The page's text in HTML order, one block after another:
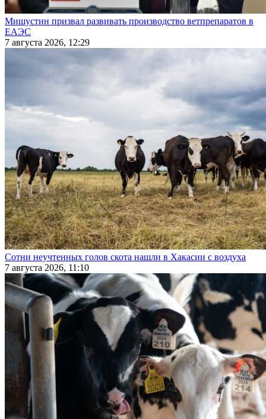
Мишустин призвал развивать производство ветпрепаратов в
ЕАЭС
7 августа 2026, 12:29
Сотни неучтенных голов скота нашли в Хакасии с воздуха
7 августа 2026, 11:10